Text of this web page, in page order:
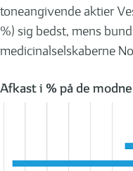
toneangivende aktier
%) sig bedst, mens
medicinalselskaberne
Afkast i % på de